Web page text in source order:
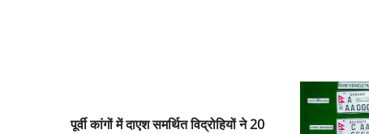
पूर्वी कांगों में दाएश समर्थित विद्रोहियों ने 20